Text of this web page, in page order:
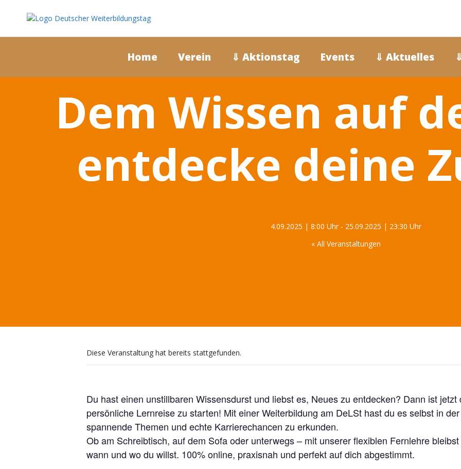
Home Verein ⇓ Aktionstag Events ⇓ Aktuelles
Dem Wissen auf
entdecke deine
4.09.2025 | 8:00 Uhr- 25.09.2025 | 23:30 Uhr
« All Veranstaltungen
Diese Veranstaltung hat bereits stattgefunden.
Du hast einen unstillbaren Wissensdurst und liebst es, Neues zu entdecken? Dann ist
persönliche Lernreise zu starten! Mit einer Weiterbildung am DeLSt hast du es selbst in
spannende Themen und echte Karrierechancen zu erkunden.
Ob am Schreibtisch, auf dem Sofa oder unterwegs – mit unserer flexiblen Fernlehre
wann und wo du willst. 100% online, praxisnah und perfekt auf dich abgestimmt.